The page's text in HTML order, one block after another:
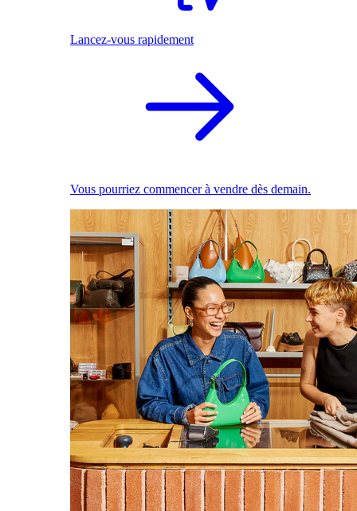
Lancez-vous rapidement
Vous pourriez commencer à vendre dès demain.